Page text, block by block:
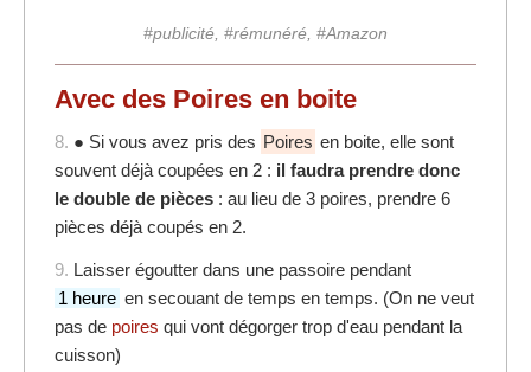
#publicité, #rémunéré, #Amazon
Avec des Poires en boite
8. ● Si vous avez pris des Poires en boite, elle sont
souvent déjà coupées en 2 : il faudra prendre donc
le double de pièces : au lieu de 3 poires, prendre 6
pièces déjà coupés en 2.
9. Laisser égoutter dans une passoire pendant
1 heure en secouant de temps en temps. (On ne veut
pas de poires qui vont dégorger trop d'eau pendant la
cuisson)